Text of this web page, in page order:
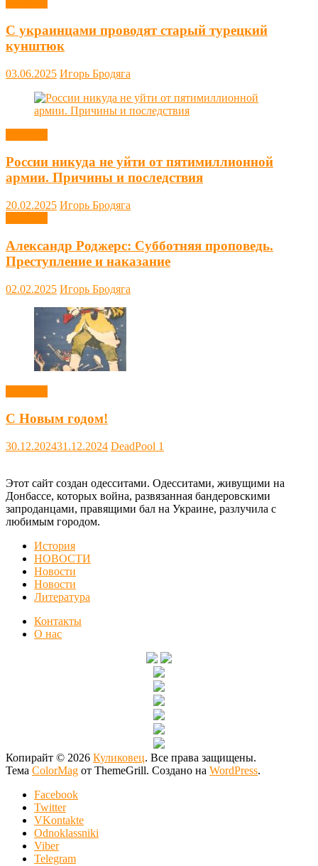
С украинцами проводят старый турецкий
кунштюк
03.06.2025 Игорь Бродяга
России никуда не уйти от пятимиллионной
армии. Причины и последствия
20.02.2025 Игорь Бродяга
Александр Роджерс: Субботняя проповедь.
Преступление и наказание
02.02.2025 Игорь Бродяга
С Новым годом!
30.12.202431.12.2024 DeadPool 1
Этот сайт создан одесситами. Одесситами, живущими на
Донбассе, которых война, развязанная бандеровскими
запроданцами, правящими бал на Украине, разлучила с
любимым городом.
История
НОВОСТИ
Новости
Новости
Литература
Контакты
О нас
Копирайт © 2026 Куликовец. Все права защищены.
Тема ColorMag от ThemeGrill. Создано на WordPress.
Facebook
Twitter
VKontakte
Odnoklassniki
Viber
Telegram